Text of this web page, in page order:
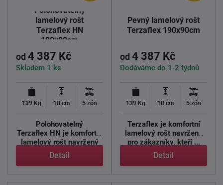
Polohovatelný
lamelový rošt
Terzaflex HN
190x90cm
od 4 387 Kč
Skladem 1 ks
139 Kg 10 cm 5 zón
Polohovatelný
Terzaflex HN je komfortní
lamelový rošt navržený
pro ...
Detail
Pevný lamelový rošt
Terzaflex 190x90cm
od 4 387 Kč
Dodáváme do 1-2 týdnů
139 Kg 10 cm 5 zón
Terzaflex je komfortní
lamelový rošt navržený
pro zákazníky, kteří ...
Detail